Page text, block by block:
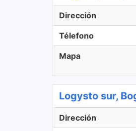
Dirección
Télefono
Mapa
Logysto sur,
Dirección